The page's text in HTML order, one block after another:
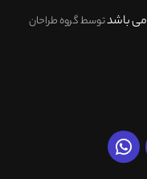
می باشدتوسط گروه طراحان